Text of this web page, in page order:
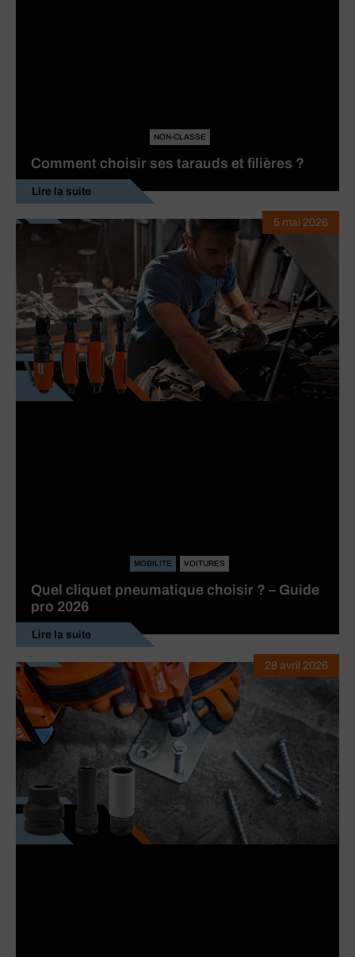
NON-CLASSE
Comment choisir ses tarauds et filières ?
Lire la suite
MOBILITE VOITURES
Quel cliquet pneumatique choisir ? – Guide
pro 2026
Lire la suite
5 mai 2026
28 avril 2026